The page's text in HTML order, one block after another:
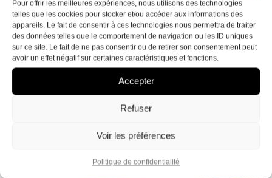
Pour offrir les meilleures expériences, nous utilisons des technologies
telles que les cookies pour stocker et/ou accéder aux informations des
appareils. Le fait de consentir à ces technologies nous permettra de traiter
des données telles que le comportement de navigation ou les ID uniques
sur ce site. Le fait de ne pas consentir ou de retirer son consentement peut
avoir un effet négatif sur certaines caractéristiques et fonctions.
Accepter
Refuser
Voir les préférences
Politique de confidentialité